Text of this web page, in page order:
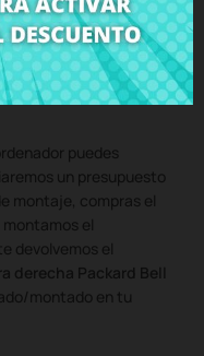
EasyNote LJ61 LJ63
USADO
servicio de
puedes
un presupuesto
montaje, compras el
el
devolvemos el
derecha Packard Bell
montado en tu